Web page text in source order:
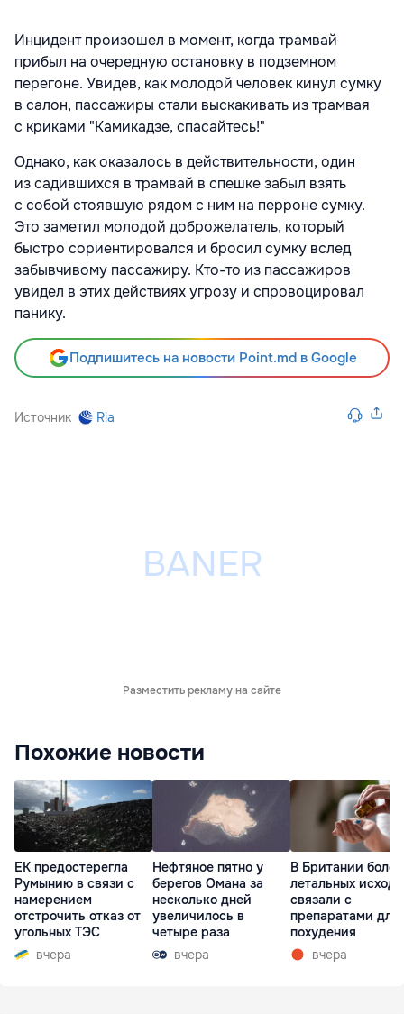
Инцидент произошел в момент, когда трамвай
прибыл на очередную остановку в подземном
перегоне. Увидев, как молодой человек кинул сумку
в салон, пассажиры стали выскакивать из трамвая
с криками "Камикадзе, спасайтесь!"
Однако, как оказалось в действительности, один
из садившихся в трамвай в спешке забыл взять
с собой стоявшую рядом с ним на перроне сумку.
Это заметил молодой доброжелатель, который
быстро сориентировался и бросил сумку вслед
забывчивому пассажиру. Кто-то из пассажиров
увидел в этих действиях угрозу и спровоцировал
панику.
Подпишитесь на новости Point.md в Google
Источник Ria
Разместить рекламу на сайте
Похожие новости
ЕК предостерегла
Румынию в связи с
намерением
отстрочить отказ от
угольных ТЭС
вчера
Нефтяное пятно у
берегов Омана за
несколько дней
увеличилось в
четыре раза
вчера
В Британии
летальных
связали с
препаратами для
похудения
вчера